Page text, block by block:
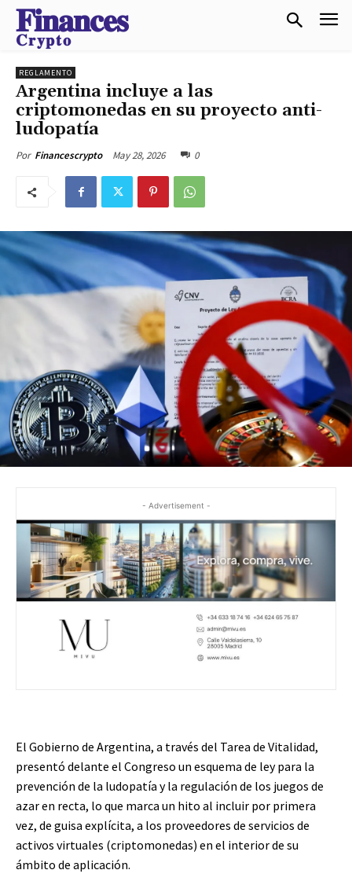
𝐅𝐢𝐧𝐚𝐧𝐜𝐞𝐬
𝐂𝐫𝐲𝐩𝐭𝐨
REGLAMENTO
Argentina incluye a las
criptomonedas en su proyecto anti-
ludopatía
Por Financescrypto May 28, 2026 0
- Advertisement -
El Gobierno de Argentina, a través del Tarea de Vitalidad,
presentó delante el Congreso un esquema de ley para la
prevención de la ludopatía y la regulación de los juegos de
azar en recta, lo que marca un hito al incluir por primera
vez, de guisa explícita, a los proveedores de servicios de
activos virtuales (criptomonedas) en el interior de su
ámbito de aplicación.